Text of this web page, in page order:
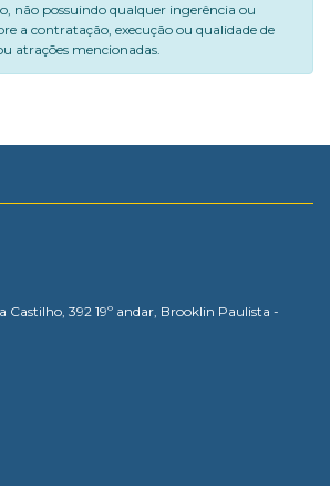
não possuindo qualquer ingerência ou
a contratação, execução ou qualidade de
atrações mencionadas.
Castilho, 392 19º andar, Brooklin Paulista -